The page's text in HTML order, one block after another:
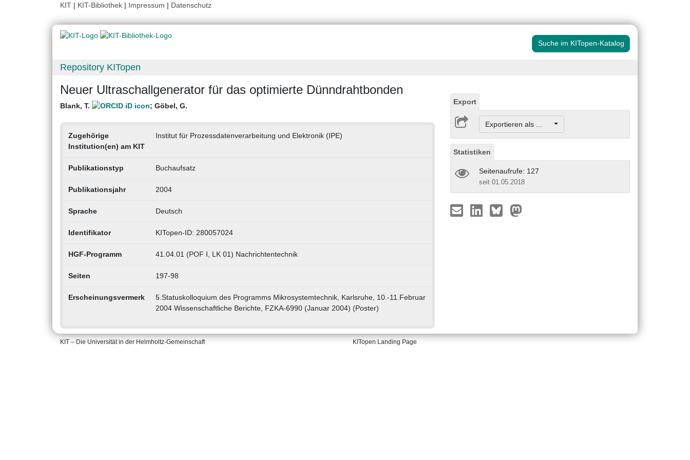
KIT | KIT-Bibliothek | Impressum | Datenschutz
Suche im KITopen-Katalog
Repository KITopen
Neuer Ultraschallgenerator für das optimierte Dünndrahtbonden
Blank, T. ; Göbel, G.
Zugehörige
Institution(en) am KIT
Institut für Prozessdatenverarbeitung und Elektronik (IPE)
Publikationstyp Buchaufsatz
Publikationsjahr 2004
Sprache Deutsch
Identifikator KITopen-ID: 280057024
HGF-Programm 41.04.01 (POF I, LK 01) Nachrichtentechnik
Seiten 197-98
Erscheinungsvermerk
5.Statuskolloquium des Programms Mikrosystemtechnik, Karlsruhe, 10.-11.Februar
2004 Wissenschaftliche Berichte, FZKA-6990 (Januar 2004) (Poster)
Export
Exportieren als ...
Statistiken
Seitenaufrufe: 127
seit 01.05.2018
KIT – Die Universität in der Helmholtz-Gemeinschaft KITopen Landing Page